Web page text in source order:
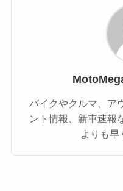
バイクやクルマ、ア
ント情報、新車速報
よりも早